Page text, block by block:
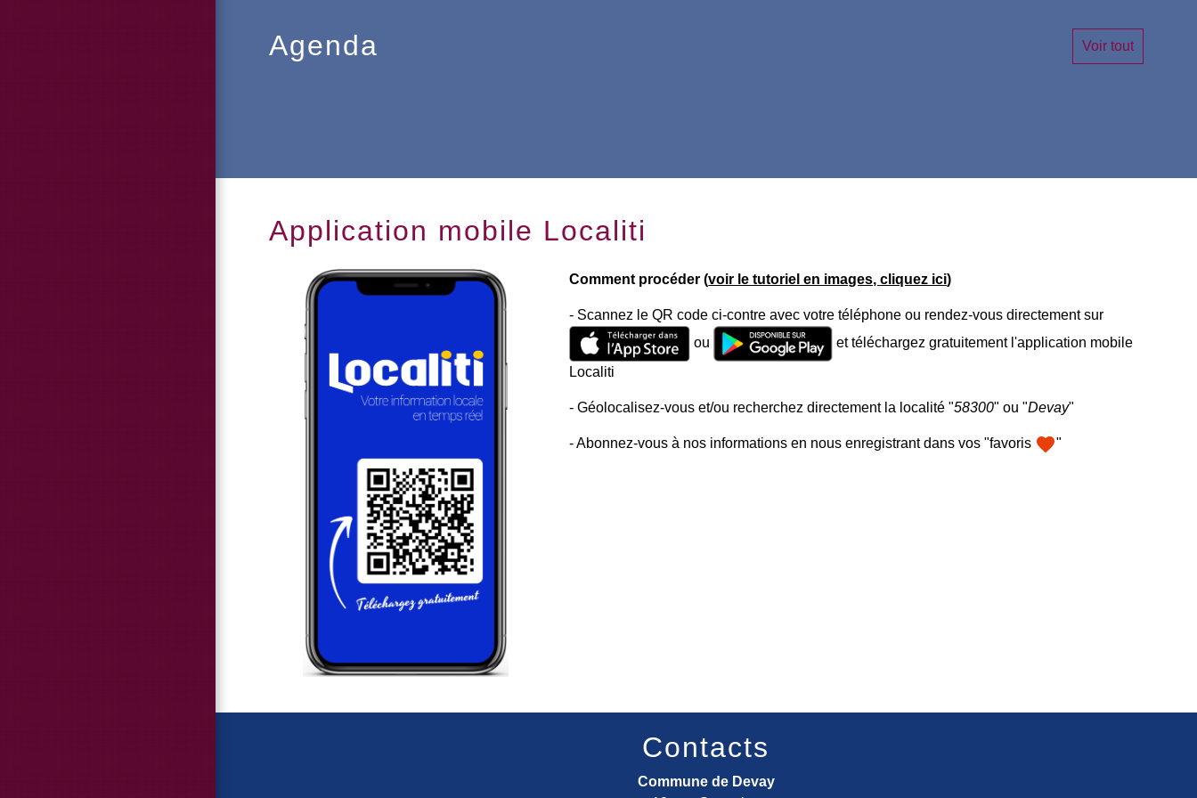
Agenda Voir tout
Application mobile Localiti
Comment procéder (voir le tutoriel en images, cliquez ici)
- Scannez le QR code ci-contre avec votre téléphone ou rendez-vous directement sur
ou
et téléchargez gratuitement l'application mobile
Localiti
- Géolocalisez-vous et/ou recherchez directement la localité "58300" ou "Devay"
- Abonnez-vous à nos informations en nous enregistrant dans vos "favoris favorite"
Contacts
Commune de Devay